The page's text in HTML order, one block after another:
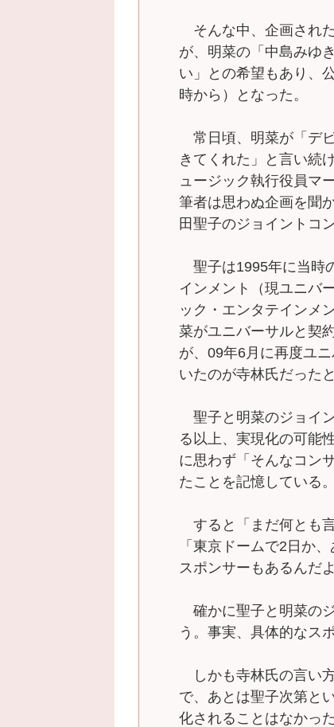
そんな中、企画され
が、明菜の「中島みゆ
い」との希望もあり、
時から）となった。
常日頃、明菜が「デ
きてくれた」と言い続
ュージック執行役員マ
筆者は思わぬ企画を聞
田聖子のジョイントコ
聖子は1995年に当時
インメント（現ユニバ
ック・エンタテインメ
菜がユニバーサルと契
が、09年6月に再度ユ
いたのが寺林氏だった
聖子と明菜のジョイ
る以上、実現化の可能
に思わず「そんなコン
たことを記憶している。
すると「まだ何とも
「東京ドームで2日か
スポンサーもあるんだよ
確かに聖子と明菜の
う。事実、具体的なス
しかも寺林氏の言い
で、あとは聖子次第と
化されることはなかった